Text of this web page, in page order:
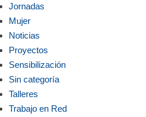
Jornadas
Mujer
Noticias
Proyectos
Sensibilización
Sin categoría
Talleres
Trabajo en Red